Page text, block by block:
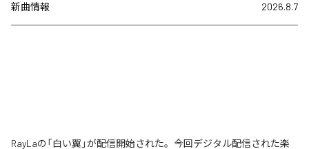
新曲情報 2026.8.7
RayLaの「白い翼」が配信開始された。今回デジタル配信された楽